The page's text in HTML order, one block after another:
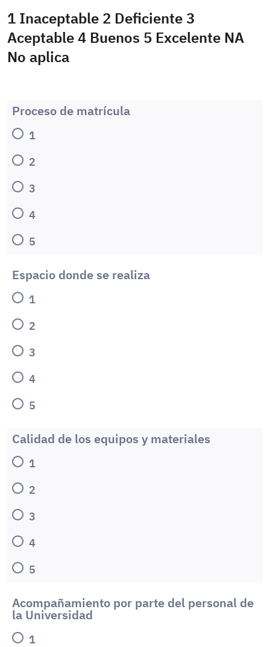
1 Inaceptable 2 Deficiente 3
Aceptable 4 Buenos 5 Excelente NA
No aplica
Proceso de matrícula
1
2
3
4
5
Espacio donde se realiza
1
2
3
4
5
Calidad de los equipos y materiales
1
2
3
4
5
Acompañamiento por parte del personal de
la Universidad
1